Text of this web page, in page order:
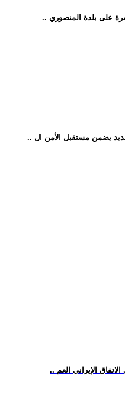
على بلدة المنصوري
يضمن مستقبل الأمن ال
الإيراني العم